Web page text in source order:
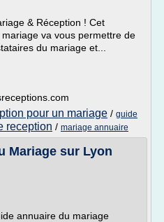
& Réception ! Cet
va vous permettre de
du mariage et...
pour un mariage / guide
reception / mariage annuaire
Mariage sur Lyon
annuaire du mariage